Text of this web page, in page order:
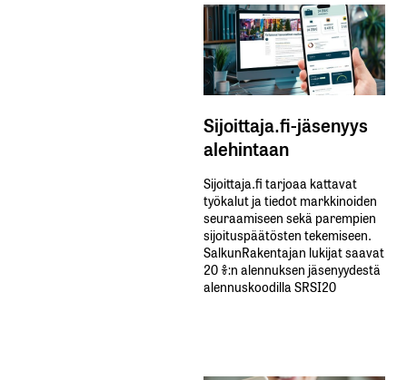
Sijoittaja.fi-jäsenyys
alehintaan
Sijoittaja.fi tarjoaa kattavat
työkalut ja tiedot markkinoiden
seuraamiseen sekä parempien
sijoituspäätösten tekemiseen.
SalkunRakentajan lukijat saavat
20 %:n alennuksen jäsenyydestä
alennuskoodilla SRSI20